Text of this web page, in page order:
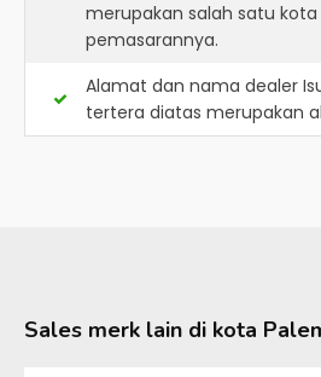
merupakan salah satu
pemasarannya.
Alamat dan nama dealer
tertera diatas merupakan
Sales merk lain di kota